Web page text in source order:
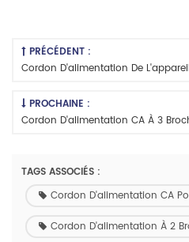
PRÉCÉDENT :
PROCHAINE :
TAGS ASSOCIÉS :
Cordon D'alimentation CA
Cordon D'alimentation À 2